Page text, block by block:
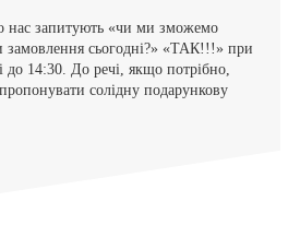
нас запитують «чи ми зможемо
замовлення сьогодні?» «ТАК!!!» при
до 14:30. До речі, якщо потрібно,
солідну подарункову